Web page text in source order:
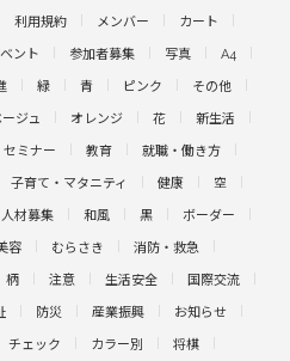
利用規約 メンバー カート
ント 参加者募集 写真 A4
緑 青 ピンク その他
ジュ オレンジ 花 新生活
ミナー 教育 就職・働き方
子育て・マタニティ 健康 空
人材募集 和風 黒 ボーダー
容 むらさき 消防・救急
柄 注意 生活安全 国際交流
防災 産業振興 お知らせ
チェック カラー別 将棋